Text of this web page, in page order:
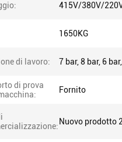
415V/380V/
1650KG
di lavoro: 7 bar, 8 bar, 6
di prova
Fornito
Nuovo prodotto